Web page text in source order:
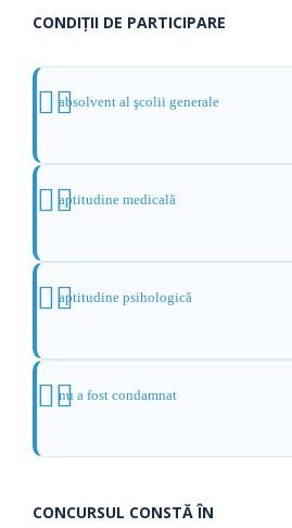
CONDIŢII DE PARTICIPARE
absolvent al şcolii generale
aptitudine medicală
aptitudine psihologică
nu a fost condamnat
CONCURSUL CONSTĂ ÎN